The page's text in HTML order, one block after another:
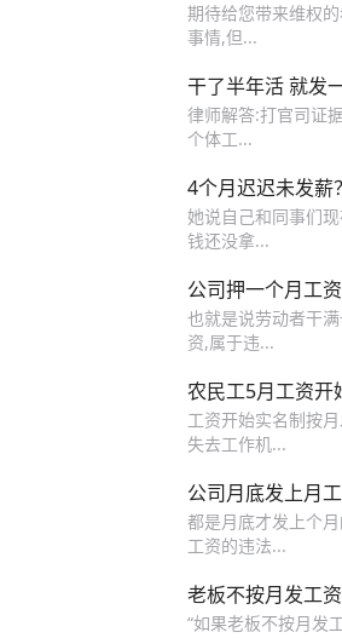
期待给您带来维权
事情,但...
干了半年活 就发
律师解答:打官司证
个体工...
4个月迟迟未发薪
她说自己和同事们
钱还没拿...
公司押一个月工
也就是说劳动者干
资,属于违...
农民工5月工资开
工资开始实名制按
失去工作机...
公司月底发上月
都是月底才发上个
工资的违法...
老板不按月发工
“如果老板不按月发